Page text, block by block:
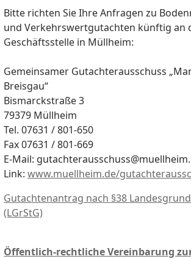
Bitte richten Sie Ihre Anfragen zu
und Verkehrswertgutachten künftig an
Geschäftsstelle in Müllheim:
Gemeinsamer Gutachterausschuss
Breisgau“
Bismarckstraße 3
79379 Müllheim
Tel. 07631 / 801-650
Fax 07631 / 801-669
E-Mail:
Link:www.muellheim.de/
Gutachtenantrag nach §38
(LGrStG)
Öffentlich-rechtliche Vereinbarung